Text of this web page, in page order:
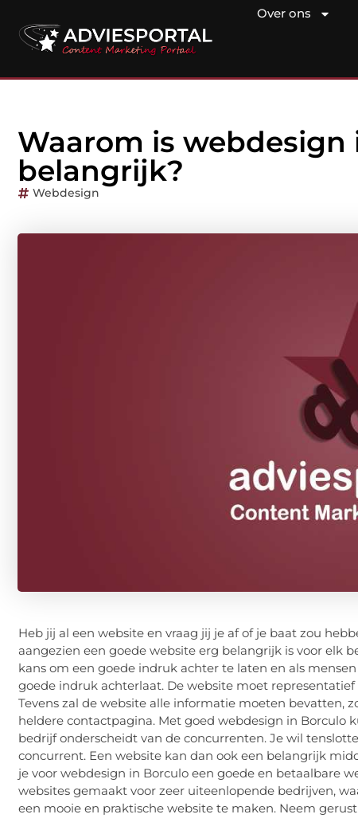
Over ons
Waarom is webdesign
belangrijk?
Webdesign
Heb jij al een website en vraag jij je af of je baat zou
aangezien een goede website erg belangrijk is voor elk
kans om een goede indruk achter te laten en als
goede indruk achterlaat. De website moet
Tevens zal de website alle informatie moeten bevatten,
heldere contactpagina. Met goed webdesign in Borculo
bedrijf onderscheidt van de concurrenten. Je wil
concurrent. Een website kan dan ook een belangrijk
je voor webdesign in Borculo een goede en betaalbare
websites gemaakt voor zeer uiteenlopende bedrijven,
een mooie en praktische website te maken. Neem